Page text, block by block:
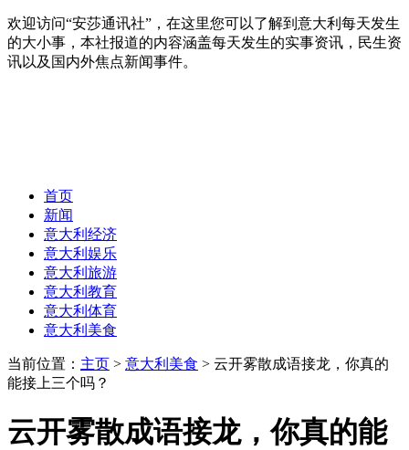
欢迎访问“安莎通讯社”，在这里您可以了解到意大利每天发生
的大小事，本社报道的内容涵盖每天发生的实事资讯，民生资
讯以及国内外焦点新闻事件。
首页
新闻
意大利经济
意大利娱乐
意大利旅游
意大利教育
意大利体育
意大利美食
当前位置： 主页 > 意大利美食 > 云开雾散成语接龙，你真的
能接上三个吗？
云开雾散成语接龙，你真的能